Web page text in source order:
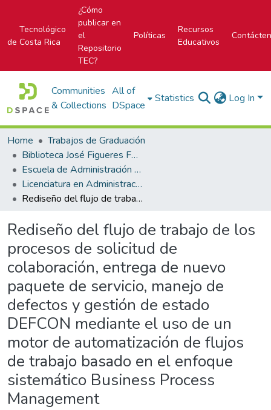
Tecnológico
de Costa Rica
¿Cómo
publicar en
el
Repositorio
TEC?
Políticas
Recursos
Educativos
Communities
& Collections
All of
DSpace
Statistics Log In
Home
Trabajos de Graduación
Biblioteca José Figueres Ferrer
Escuela de Administración de Tecnologías de Información (antes era Área Académica de Administración de Tecnologías de Información)
Licenciatura en Administración de Tecnología de Información
Rediseño del flujo de trabajo de los procesos de solicitud de colaboración, entrega de nuevo paquete de servicio, manejo de defectos y gestión de estado DEFCON mediante el uso de un motor de automatización de flujos de trabajo basado en el enfoque sistemático Business Process Management
Rediseño del flujo de trabajo de los
procesos de solicitud de
colaboración, entrega de nuevo
paquete de servicio, manejo de
defectos y gestión de estado
DEFCON mediante el uso de un
motor de automatización de flujos
de trabajo basado en el enfoque
sistemático Business Process
Management